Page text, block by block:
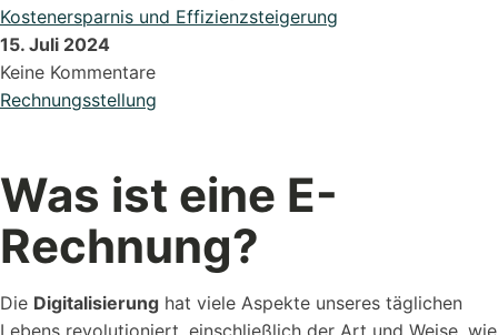
Alle Erweiterungen ansehen
Organisiere deine Aufträge in Überischtlichen Projekten
Roadmap & Ideen
Eine klare Roadmap ist der Schlüssel, um innovative
Ideen...
Kostenersparnis und Effizienzsteigerung
15. Juli 2024
Keine Kommentare
Rechnungsstellung
Was ist eine E-
Rechnung?
Die Digitalisierung hat viele Aspekte unseres täglichen
Lebens revolutioniert, einschließlich der Art und Weise, wie